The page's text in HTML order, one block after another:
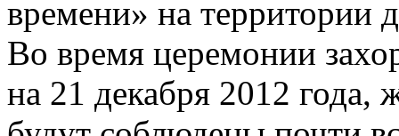
времени» на территории
Во время церемонии
на 21 декабря 2012